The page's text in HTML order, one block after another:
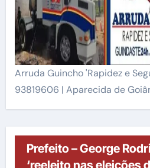
Arruda Guincho 'Rapidez e
93819606 | Aparecida de
Prefeito – George
‘reeleito nas eleições